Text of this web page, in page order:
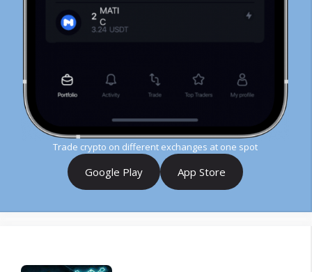
Trade crypto on different exchanges at one spot
Google Play App Store